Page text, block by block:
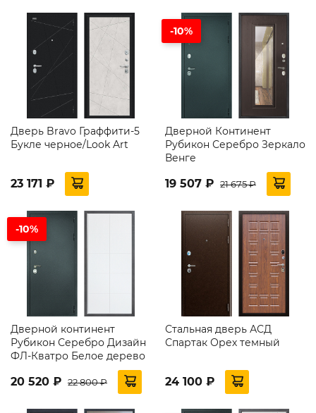
Дверь Bravo Граффити-5
Букле черное/Look Art
23 171 ₽
-10%
Дверной Континент
Рубикон Серебро Зеркало
Венге
19 507 ₽ 21 675 ₽
-10%
Дверной континент
Рубикон Серебро Дизайн
ФЛ-Кватро Белое дерево
20 520 ₽ 22 800 ₽
Стальная дверь АСД
Спартак Орех темный
24 100 ₽